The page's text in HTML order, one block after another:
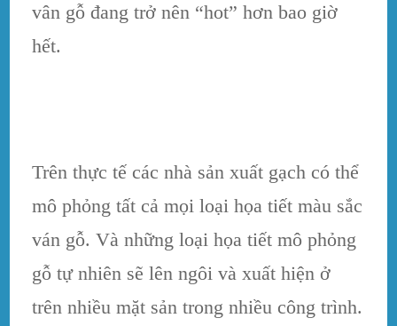
vân gỗ đang trở nên “hot” hơn bao giờ
hết.
Trên thực tế các nhà sản xuất gạch có thể
mô phỏng tất cả mọi loại họa tiết màu sắc
ván gỗ. Và những loại họa tiết mô phỏng
gỗ tự nhiên sẽ lên ngôi và xuất hiện ở
trên nhiều mặt sản trong nhiều công trình.